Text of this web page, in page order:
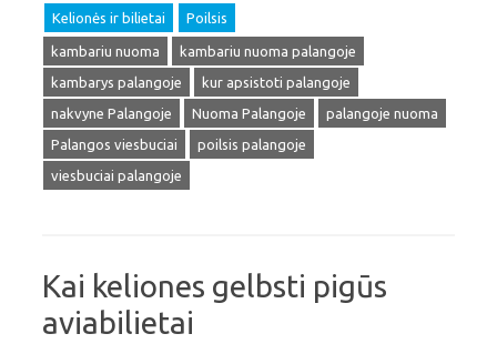
Kelionės ir bilietai Poilsis
kambariu nuoma
kambariu nuoma palangoje
kambarys palangoje
kur apsistoti palangoje
nakvyne Palangoje
Nuoma Palangoje
palangoje nuoma
Palangos viesbuciai
poilsis palangoje
viesbuciai palangoje
Kai keliones gelbsti pigūs
aviabilietai